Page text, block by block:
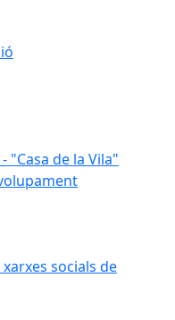
"Casa de la Vila"
socials de